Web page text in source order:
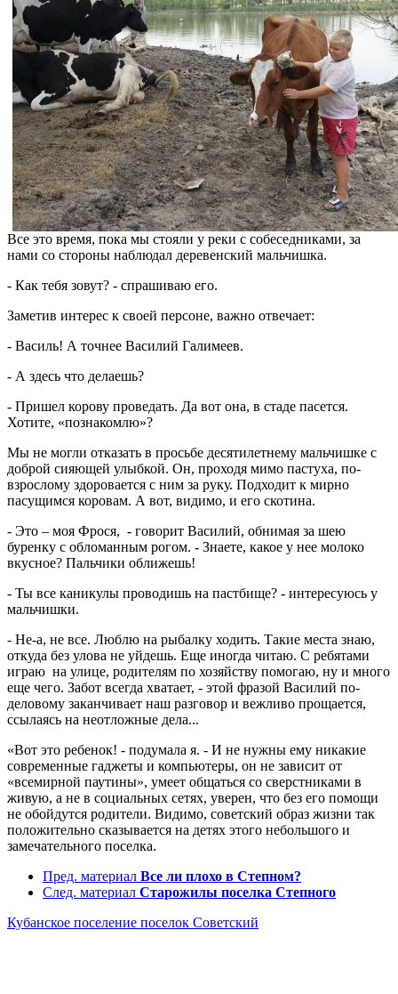
Все это время, пока мы стояли у реки с собеседниками, за
нами со стороны наблюдал деревенский мальчишка.
- Как тебя зовут? - спрашиваю его.
Заметив интерес к своей персоне, важно отвечает:
- Василь! А точнее Василий Галимеев.
- А здесь что делаешь?
- Пришел корову проведать. Да вот она, в стаде пасется.
Хотите, «познакомлю»?
Мы не могли отказать в просьбе десятилетнему мальчишке с
доброй сияющей улыбкой. Он, проходя мимо пастуха, по-
взрослому здоровается с ним за руку. Подходит к мирно
пасущимся коровам. А вот, видимо, и его скотина.
- Это – моя Фрося, - говорит Василий, обнимая за шею
буренку с обломанным рогом. - Знаете, какое у нее молоко
вкусное? Пальчики оближешь!
- Ты все каникулы проводишь на пастбище? - интересуюсь у
мальчишки.
- Не-а, не все. Люблю на рыбалку ходить. Такие места знаю,
откуда без улова не уйдешь. Еще иногда читаю. С ребятами
играю на улице, родителям по хозяйству помогаю, ну и много
еще чего. Забот всегда хватает, - этой фразой Василий по-
деловому заканчивает наш разговор и вежливо прощается,
ссылаясь на неотложные дела...
«Вот это ребенок! - подумала я. - И не нужны ему никакие
современные гаджеты и компьютеры, он не зависит от
«всемирной паутины», умеет общаться со сверстниками в
живую, а не в социальных сетях, уверен, что без его помощи
не обойдутся родители. Видимо, советский образ жизни так
положительно сказывается на детях этого небольшого и
замечательного поселка.
Пред. материал Все ли плохо в Степном?
След. материал Старожилы поселка Степного
Кубанское поселение поселок Советский